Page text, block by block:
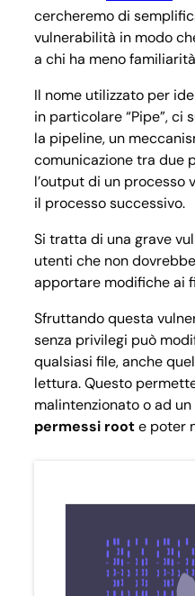
cercheremo di
vulnerabilità in modo
a chi ha meno
Il nome utilizzato per
in particolare “Pipe”, ci
la pipeline, un
comunicazione tra due
l’output di un processo
il processo successivo.
Si tratta di una grave
utenti che non
apportare modifiche ai
Sfruttando questa
senza privilegi può
qualsiasi file, anche
lettura. Questo
malintenzionato o ad un
permessi roote poter